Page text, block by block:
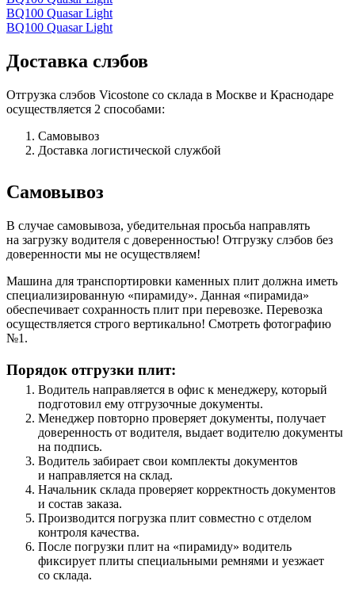
BQ100 Quasar Light
BQ100 Quasar Light
Доставка слэбов
Отгрузка слэбов Vicostone со склада в Москве и Краснодаре
осуществляется 2 способами:
Самовывоз
Доставка логистической службой
Самовывоз
В случае самовывоза, убедительная просьба направлять
на загрузку водителя с доверенностью! Отгрузку слэбов без
доверенности мы не осуществляем!
Машина для транспортировки каменных плит должна иметь
специализированную «пирамиду». Данная «пирамида»
обеспечивает сохранность плит при перевозке. Перевозка
осуществляется строго вертикально! Смотреть фотографию
№1.
Порядок отгрузки плит:
Водитель направляется в офис к менеджеру, который
подготовил ему отгрузочные документы.
Менеджер повторно проверяет документы, получает
доверенность от водителя, выдает водителю документы
на подпись.
Водитель забирает свои комплекты документов
и направляется на склад.
Начальник склада проверяет корректность документов
и состав заказа.
Производится погрузка плит совместно с отделом
контроля качества.
После погрузки плит на «пирамиду» водитель
фиксирует плиты специальными ремнями и уезжает
со склада.